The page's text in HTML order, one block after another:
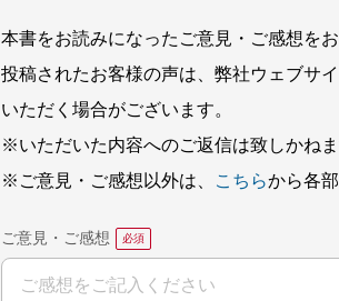
本書をお読みになったご意見・ご感想をお
投稿されたお客様の声は、弊社ウェブサ
いただく場合がございます。
※いただいた内容へのご返信は致しかねま
※ご意見・ご感想以外は、
こちらから各
ご意見・ご感想